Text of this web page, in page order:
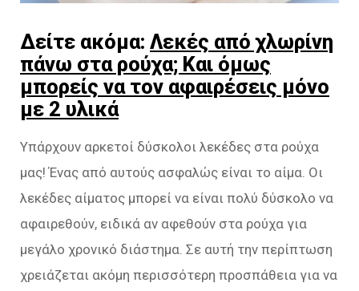
Δείτε ακόμα: Λεκές από χλωρίνη
πάνω στα ρούχα; Και όμως
μπορείς να τον αφαιρέσεις μόνο
με 2 υλικά
Υπάρχουν αρκετοί δύσκολοι λεκέδες στα ρούχα
μας! Ένας από αυτούς ασφαλώς είναι το αίμα. Οι
λεκέδες αίματος μπορεί να είναι πολύ δύσκολο να
αφαιρεθούν, ειδικά αν αφεθούν στα ρούχα για
μεγάλο χρονικό διάστημα. Σε αυτή την περίπτωση
χρειάζεται ακόμη περισσότερη προσπάθεια για να